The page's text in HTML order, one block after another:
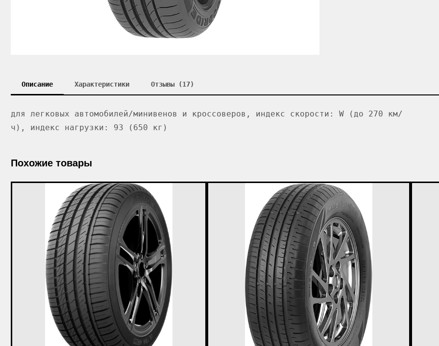
Описание Характеристики Отзывы (17)
для легковых автомобилей/минивенов и кроссоверов, индекс скорости: W (до 270 км/
ч), индекс нагрузки: 93 (650 кг)
Похожие товары